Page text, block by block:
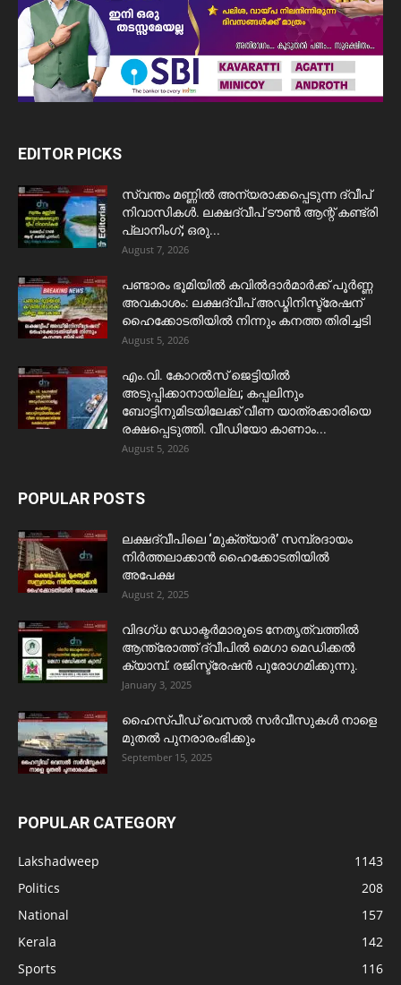
EDITOR PICKS
സ്വന്തം മണ്ണിൽ അന്യരാക്കപ്പെടുന്ന ദ്വീപ്
നിവാസികൾ. ലക്ഷദ്വീപ് ടൗൺ ആന്റ് കണ്ട്രി
പ്ലാനിംഗ്; ഒരു...
August 7, 2026
പണ്ടാരം ഭൂമിയിൽ കവിൽദാർമാർക്ക് പൂർണ്ണ
അവകാശം: ലക്ഷദ്വീപ് അഡ്മിനിസ്ട്രേഷന്
ഹൈക്കോടതിയിൽ നിന്നും കനത്ത തിരിച്ചടി
August 5, 2026
​എം.വി. കോറൽസ് ജെട്ടിയിൽ
അടുപ്പിക്കാനായില്ല; കപ്പലിനും
ബോട്ടിനുമിടയിലേക്ക് വീണ യാത്രക്കാരിയെ
രക്ഷപ്പെടുത്തി. വീഡിയോ കാണാം...
August 5, 2026
POPULAR POSTS
ലക്ഷദ്വീപിലെ ‘മുക്ത്യാർ’ സമ്പ്രദായം
നിർത്തലാക്കാൻ ഹൈക്കോടതിയിൽ
അപേക്ഷ
August 2, 2025
വിദഗ്ധ ഡോക്ടർമാരുടെ നേതൃത്വത്തിൽ
ആന്ത്രോത്ത് ദ്വീപിൽ മെഗാ മെഡിക്കൽ
ക്യാമ്പ്. രജിസ്ട്രേഷൻ പുരോഗമിക്കുന്നു.
January 3, 2025
ഹൈസ്പീഡ് വെസൽ സർവീസുകൾ നാളെ
മുതൽ പുനരാരംഭിക്കും
September 15, 2025
POPULAR CATEGORY
Lakshadweep
1143
Politics
208
National
157
Kerala
142
Sports
116